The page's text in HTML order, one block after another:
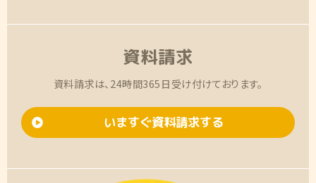
資料請求
資料請求は、24時間365日受け付けております。
いますぐ資料請求する